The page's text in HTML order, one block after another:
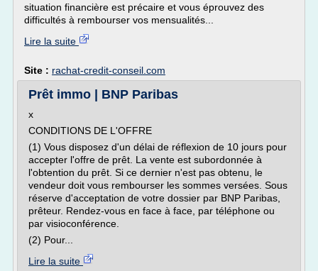
situation financière est précaire et vous éprouvez des
difficultés à rembourser vos mensualités...
Lire la suite
Site : rachat-credit-conseil.com
Prêt immo | BNP Paribas
x
CONDITIONS DE L'OFFRE
(1) Vous disposez d'un délai de réflexion de 10 jours pour
accepter l'offre de prêt. La vente est subordonnée à
l'obtention du prêt. Si ce dernier n'est pas obtenu, le
vendeur doit vous rembourser les sommes versées. Sous
réserve d'acceptation de votre dossier par BNP Paribas,
prêteur. Rendez-vous en face à face, par téléphone ou
par visioconférence.
(2) Pour...
Lire la suite